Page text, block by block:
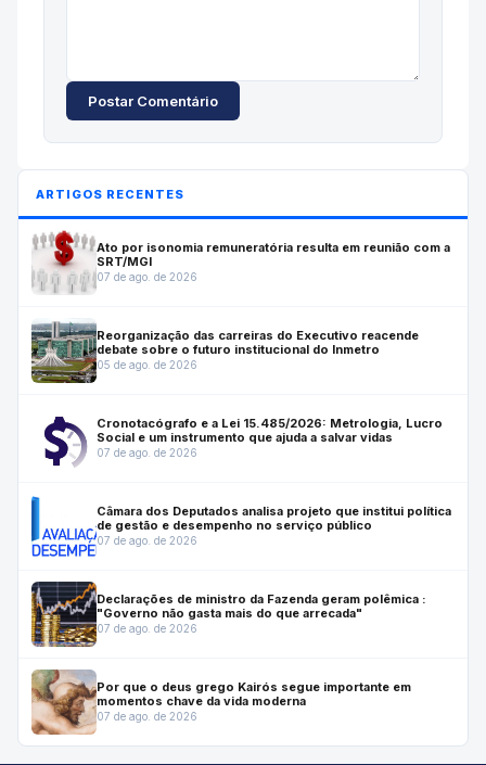
Postar Comentário
ARTIGOS RECENTES
Ato por isonomia remuneratória resulta em reunião com a
SRT/MGI
07 de ago. de 2026
Reorganização das carreiras do Executivo reacende
debate sobre o futuro institucional do Inmetro
05 de ago. de 2026
Cronotacógrafo e a Lei 15.485/2026: Metrologia, Lucro
Social e um instrumento que ajuda a salvar vidas
07 de ago. de 2026
Câmara dos Deputados analisa projeto que institui política
de gestão e desempenho no serviço público
07 de ago. de 2026
Declarações de ministro da Fazenda geram polêmica :
"Governo não gasta mais do que arrecada"
07 de ago. de 2026
Por que o deus grego Kairós segue importante em
momentos chave da vida moderna
07 de ago. de 2026